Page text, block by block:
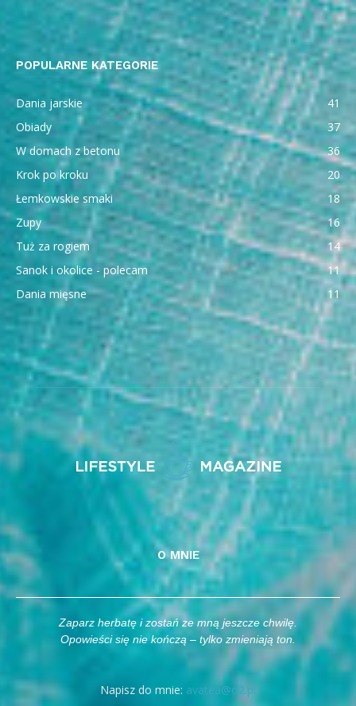
POPULARNE KATEGORIE
Dania jarskie
41
Obiady
37
W domach z betonu
36
Krok po kroku
20
Łemkowskie smaki
18
Zupy
16
Tuż za rogiem
14
Sanok i okolice - polecam
11
Dania mięsne
11
O MNIE
Zaparz herbatę i zostań ze mną jeszcze chwilę.
Opowieści się nie kończą – tylko zmieniają ton.
Napisz do mnie: avatea@o2.pl